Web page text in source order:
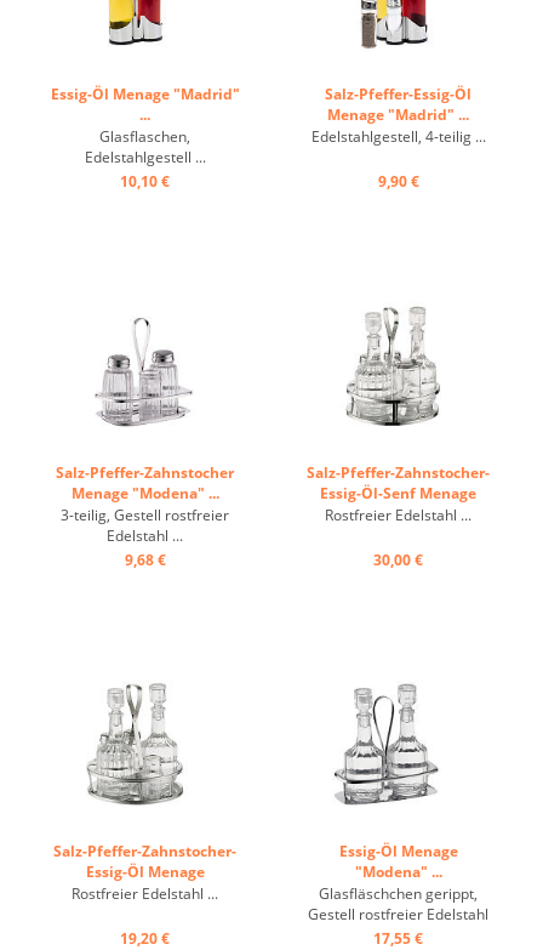
Essig-Öl Menage "Madrid"
...
Glasflaschen,
Edelstahlgestell ...
10,10 €
Salz-Pfeffer-Essig-Öl
Menage "Madrid" ...
Edelstahlgestell, 4-teilig ...
9,90 €
Salz-Pfeffer-Zahnstocher
Menage "Modena" ...
3-teilig, Gestell rostfreier
Edelstahl ...
9,68 €
Salz-Pfeffer-Zahnstocher-
Essig-Öl-Senf Menage
"Modena" ...
Rostfreier Edelstahl ...
30,00 €
Salz-Pfeffer-Zahnstocher-
Essig-Öl Menage
"Modena" ...
Rostfreier Edelstahl ...
19,20 €
Essig-Öl Menage
"Modena" ...
Glasfläschchen gerippt,
Gestell rostfreier Edelstahl
...
17,55 €